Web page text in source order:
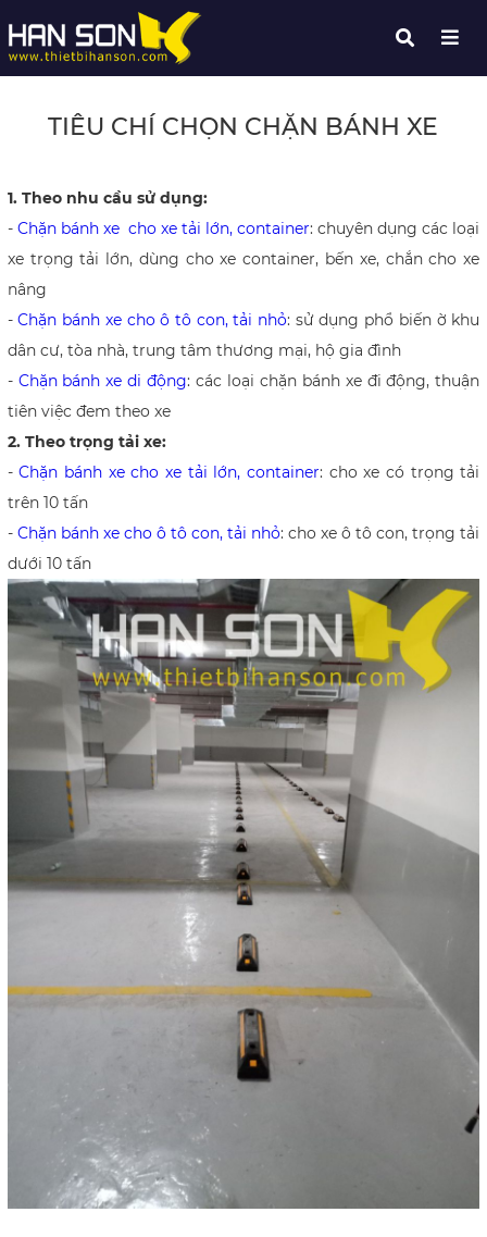
TIÊU CHÍ CHỌN CHẶN BÁNH XE
1. Theo nhu cầu sử dụng:
- Chặn bánh xe cho xe tải lớn, container:chuyên dụng các loại
xe trọng tải lớn, dùng cho xe container, bến xe, chắn cho xe
nâng
-Chặn bánh xe cho ô tô con, tải nhỏ: sử dụng phổ biến ờ khu
dân cư, tòa nhà, trung tâm thương mại, hộ gia đình
- Chặn bánh xedi động: các loại chặn bánh xe đi động, thuận
tiên việc đem theo xe
2. Theo trọng tải xe:
-Chặn bánh xe cho xe tải lớn, container: cho xe có trọng tải
trên 10 tấn
- Chặn bánh xe cho ô tô con, tải nhỏ: cho xe ô tô con, trọng tải
dưới 10 tấn